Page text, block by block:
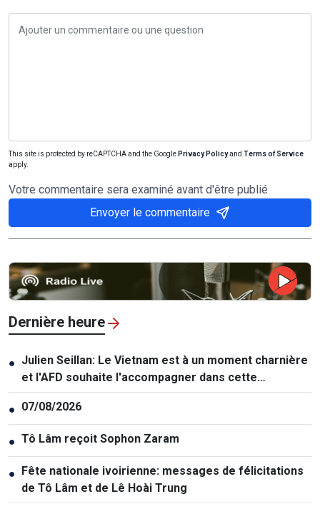
This site is protected by reCAPTCHA and the Google Privacy Policyand Terms of Service
apply.
Votre commentaire sera examiné avant d'être publié
Envoyer le commentaire
Dernière heure
● Julien Seillan: Le Vietnam est à un moment charnière
et l'AFD souhaite l'accompagner dans cette
transition
● 07/08/2026
● Tô Lâm reçoit Sophon Zaram
● Fête nationale ivoirienne: messages de félicitations
de Tô Lâm et de Lê Hoài Trung